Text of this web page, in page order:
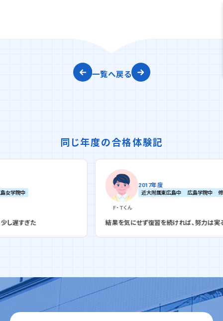
一覧へ戻る
同じ年度の合格体験記
近大附属東広島中 広島学院中 修道中
結果を気にせず復習を続ければ、努力は実る